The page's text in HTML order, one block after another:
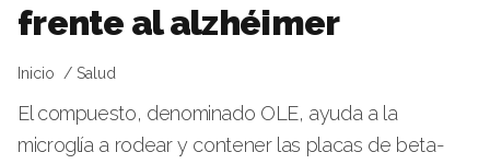
frente al alzhéimer
Inicio Salud
El compuesto, denominado OLE, ayuda a la
microglía a rodear y contener las placas de beta-